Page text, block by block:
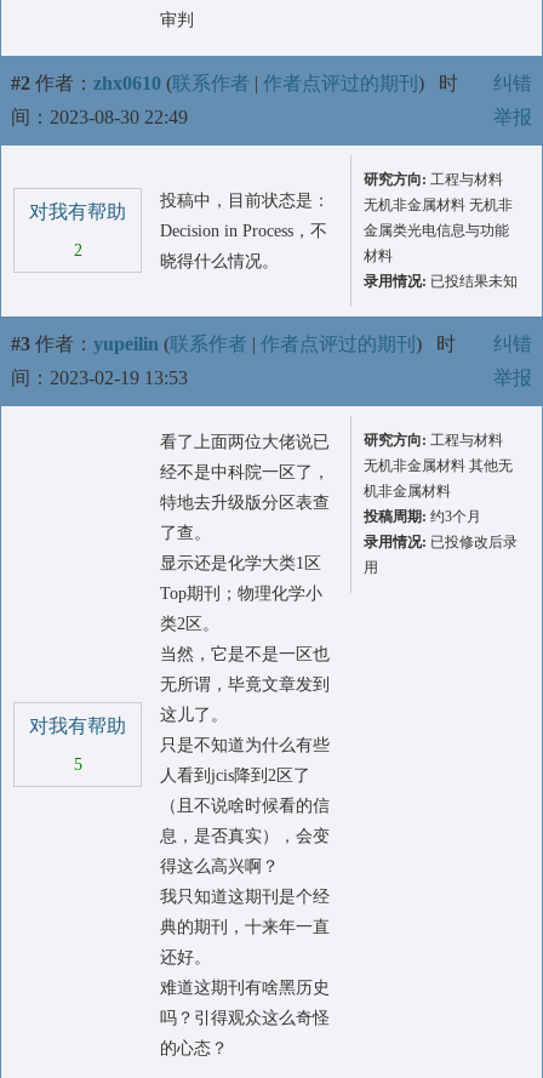
审判
#2 作者： zhx0610 (联系作者 | 作者点评过的期刊 ) 时
间：2023-08-30 22:49
纠错
举报
对我有帮助
2
投稿中，目前状态是：
Decision in Process，不
晓得什么情况。
研究方向: 工程与材料
无机非金属材料 无机非
金属类光电信息与功能
材料
录用情况: 已投结果未知
#3 作者： yupeilin (联系作者 | 作者点评过的期刊 ) 时
间：2023-02-19 13:53
纠错
举报
对我有帮助
5
看了上面两位大佬说已
经不是中科院一区了，
特地去升级版分区表查
了查。
显示还是化学大类1区
Top期刊；物理化学小
类2区。
当然，它是不是一区也
无所谓，毕竟文章发到
这儿了。
只是不知道为什么有些
人看到jcis降到2区了
（且不说啥时候看的信
息，是否真实），会变
得这么高兴啊？
我只知道这期刊是个经
典的期刊，十来年一直
还好。
难道这期刊有啥黑历史
吗？引得观众这么奇怪
的心态？
研究方向: 工程与材料
无机非金属材料 其他无
机非金属材料
投稿周期: 约3个月
录用情况: 已投修改后录
用